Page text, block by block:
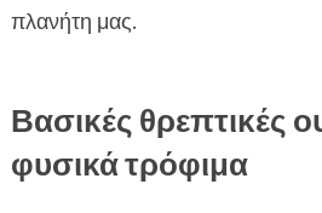
πλανήτη μας.
Βασικές θρεπτικές
φυσικά τρόφιμα